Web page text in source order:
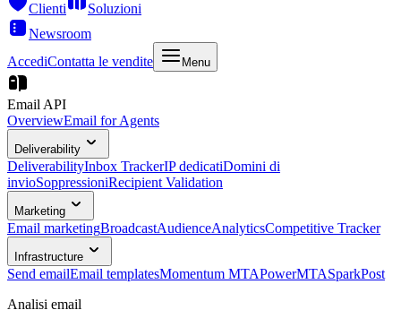
Clienti
Soluzioni
Newsroom
AccediContatta le vendite Menu
Email API
OverviewEmail for Agents
Deliverability
DeliverabilityInbox TrackerIP dedicatiDomini di
invioSoppressioniRecipient Validation
Marketing
Email marketingBroadcastAudienceAnalyticsCompetitive Tracker
Infrastructure
Send emailEmail templatesMomentum MTAPowerMTASparkPost
Analisi email